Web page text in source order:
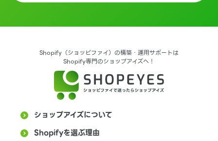
Shopify（ショッピファイ）の構築・運用サポートは
Shopify専門のショップアイズへ！
ショップアイズについて
Shopifyを選ぶ理由